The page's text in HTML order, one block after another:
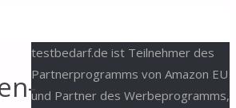
testbedarf.de ist Teilnehmer des
Partnerprogramms von Amazon EU
und Partner des Werbeprogramms,